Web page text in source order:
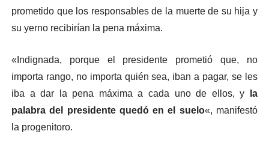
prometido que los responsables de la muerte de su hija y
su yerno recibirían la pena máxima.
«Indignada, porque el presidente prometió que, no
importa rango, no importa quién sea, iban a pagar, se les
iba a dar la pena máxima a cada uno de ellos, y
la
palabra del presidente quedó en el suelo«, manifestó
la progenitoro.